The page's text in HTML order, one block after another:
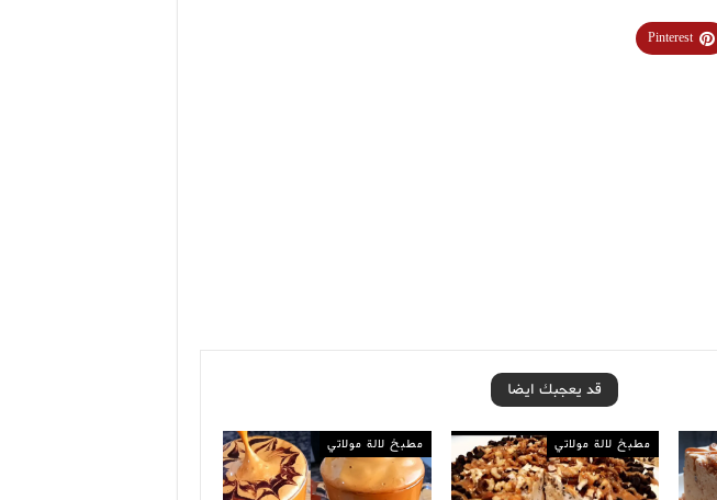
Pinterest
قد يعجبك ايضا
مطبخ لالة مولاتي مطبخ لالة مولاتي